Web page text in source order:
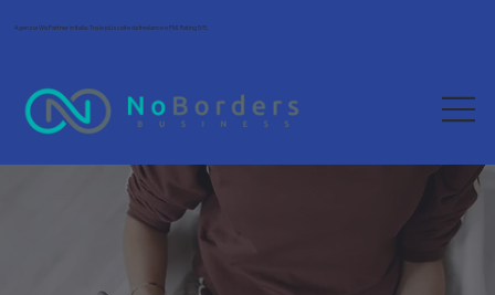
Agenzia Wix Partner in Italia. Tra le più scelte da freelance e PMI. Rating 5/5.